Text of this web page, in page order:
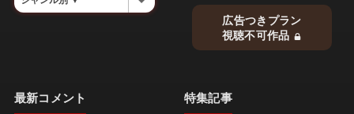
広告つきプラン
視聴不可作品
最新コメント 特集記事